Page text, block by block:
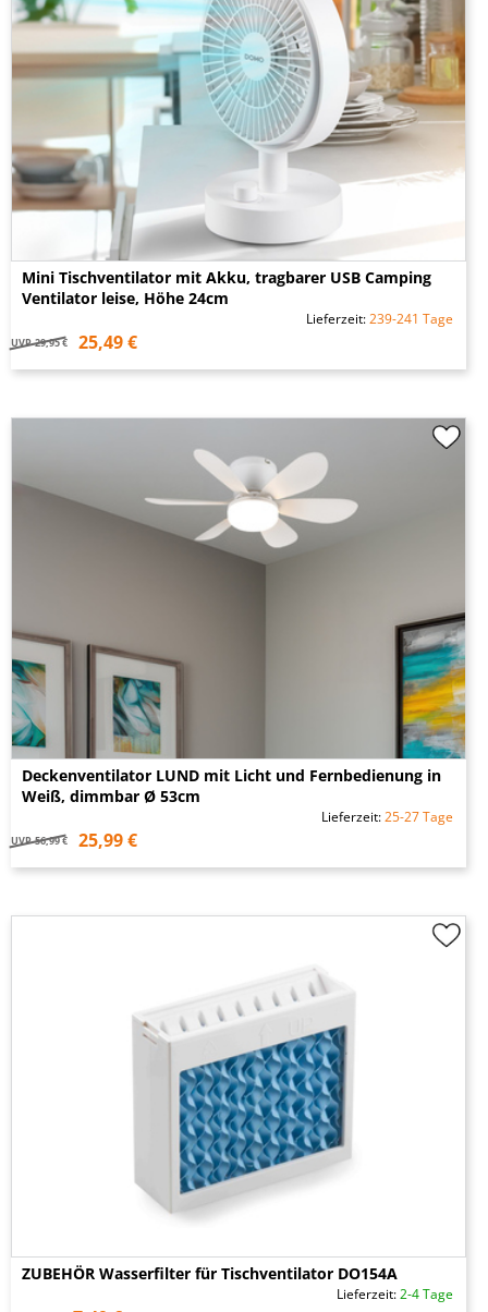
Mini Tischventilator mit Akku, tragbarer USB Camping
Ventilator leise, Höhe 24cm
Lieferzeit:239-241 Tage
UVP 29,95 € 25,49 €
Deckenventilator LUND mit Licht und Fernbedienung in
Weiß, dimmbar Ø 53cm
Lieferzeit:25-27 Tage
UVP 56,99 € 25,99 €
ZUBEHÖR Wasserfilter für Tischventilator DO154A
Lieferzeit:2-4 Tage